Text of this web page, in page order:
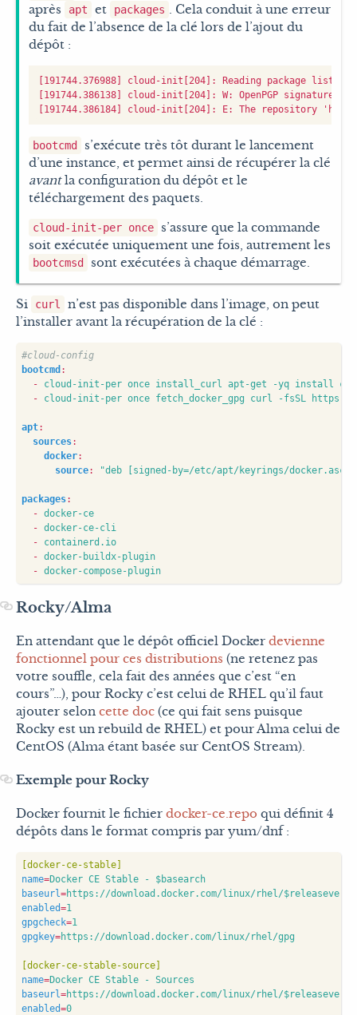
après
apt et packages . Cela conduit à une erreur
du fait de l’absence de la clé lors de l’ajout du
dépôt :
[191744.376988] cloud-init[204]: Reading package lists...
[191744.386138] cloud-init[204]: W: OpenPGP signature
bootcmd
s’exécute très tôt durant le lancement
d’une instance, et permet ainsi de récupérer la clé
avantla configuration du dépôt et le
téléchargement des paquets.
cloud-init-per once
s’assure que la commande
soit exécutée uniquement une fois, autrement les
bootcmsd sont exécutées à chaque démarrage.
Si curl
n’est pas disponible dans l’image, on peut
l’installer avant la récupération de la clé :
#cloud-config
bootcmd :
- cloud-init-per once install_curl apt-get -yq install
- cloud-init-per once fetch_docker_gpg curl -fsSL https://
apt:
sources:
docker:
source: "deb [signed-by=/etc/apt/keyrings/docker.asc]
packages:
- docker-ce
- docker-ce-cli
- containerd.io
- docker-buildx-plugin
- docker-compose-plugin
Rocky/Alma
En attendant que le dépôt officiel Docker devienne
fonctionnel pour ces distributions (ne retenez pas
votre souffle, cela fait des années que c’est “en
cours”…), pour Rocky c’est celui de RHEL qu’il faut
ajouter selon cette doc (ce qui fait sens puisque
Rocky est un rebuild de RHEL) et pour Alma celui de
CentOS (Alma étant basée sur CentOS Stream).
Exemple pour Rocky
Docker fournit le fichier docker-ce.repo qui définit 4
dépôts dans le format compris par yum/dnf :
[docker-ce-stable]
name=Docker CE Stable - $basearch
baseurl=https://download.docker.com/linux/rhel/$releasever/
enabled=1
gpgcheck=1
gpgkey=https://download.docker.com/linux/rhel/gpg
[docker-ce-stable-source]
name=Docker CE Stable - Sources
baseurl=https://download.docker.com/linux/rhel/$releasever/
enabled=0